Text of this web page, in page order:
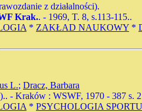
z działalności).
Krak.. - 1969, T. 8, s.113-115..
* ZAKŁAD NAUKOWY *
L.; Dracz, Barbara
- Kraków : WSWF, 1970 - 387 s.
* PSYCHOLOGIA SPORTU